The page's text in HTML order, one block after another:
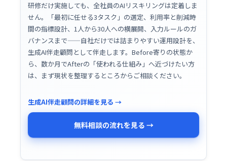
研修だけ実施しても、全社員のAIリスキリングは定着しま
せん。「最初に任せる3タスク」の選定、利用率と削減時
間の指標設計、1人から30人への横展開、入力ルールのガ
バナンスまで——自社だけでは詰まりやすい運用設計を、
生成AI伴走顧問 として伴走します。Before寄りの状態か
ら、数か月でAfterの「使われる仕組み」へ近づけたい方
は、まず現状を整理するところからご相談ください。
生成AI伴走顧問の詳細を見る →
無料相談の流れを見る →